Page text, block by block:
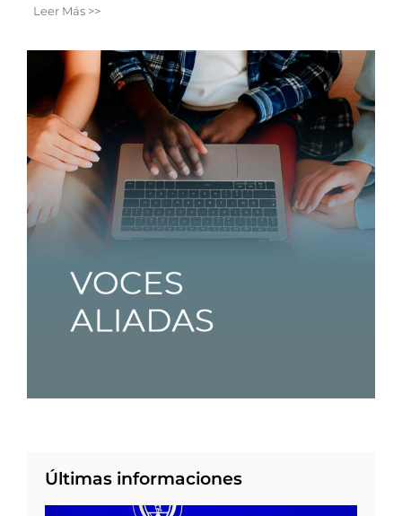
Leer Más >>
Últimas informaciones